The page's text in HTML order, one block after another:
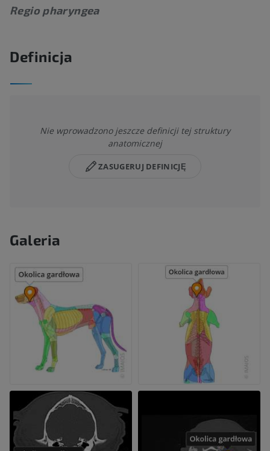
Regio pharyngea
Definicja
Nie wprowadzono jeszcze definicji tej struktury
anatomicznej
ZASUGERUJ DEFINICJĘ
Galeria